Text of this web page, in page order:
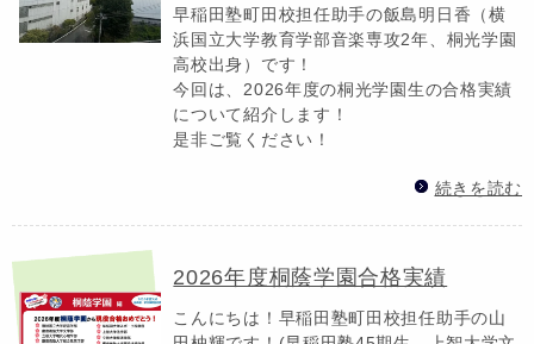
早稲田塾町田校担任助手の飯島明日香（横
浜国立大学教育学部音楽専攻2年、桐光学園
高校出身）です！
今回は、2026年度の桐光学園生の合格実績
について紹介します！
是非ご覧ください！
続きを読む
2026年度桐蔭学園合格実績
こんにちは！早稲田塾町田校担任助手の山